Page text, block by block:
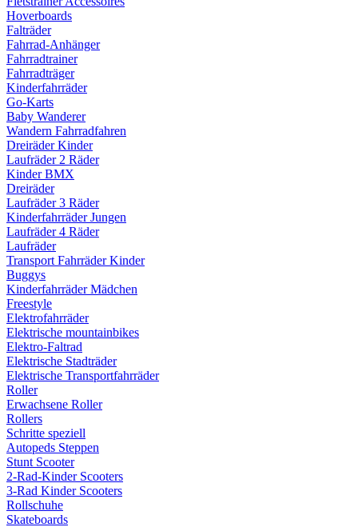
Hoverboards
Falträder
Fahrrad-Anhänger
Fahrradtrainer
Fahrradträger
Kinderfahrräder
Go-Karts
Baby Wanderer
Wandern Fahrradfahren
Dreiräder Kinder
Laufräder 2 Räder
Kinder BMX
Dreiräder
Laufräder 3 Räder
Kinderfahrräder Jungen
Laufräder 4 Räder
Laufräder
Transport Fahrräder Kinder
Buggys
Kinderfahrräder Mädchen
Freestyle
Elektrofahrräder
Elektrische mountainbikes
Elektro-Faltrad
Elektrische Stadträder
Elektrische Transportfahrräder
Roller
Erwachsene Roller
Rollers
Schritte speziell
Autopeds Steppen
Stunt Scooter
2-Rad-Kinder Scooters
3-Rad Kinder Scooters
Rollschuhe
Skateboards